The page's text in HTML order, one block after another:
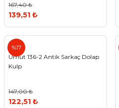
167,40 ₺
139,51 ₺
%17
Umut
Umut 136-2 Antik Sarkaç Dolap
Kulp
147,00 ₺
122,51 ₺